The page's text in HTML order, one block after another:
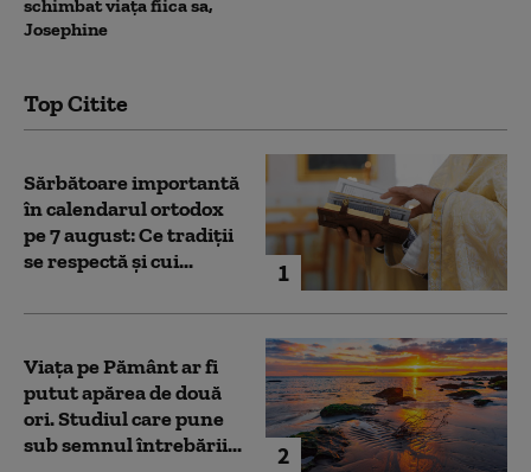
schimbat viața fiica sa,
Josephine
Top Citite
1
Sărbătoare importantă
în calendarul ortodox
pe 7 august: Ce tradiții
se respectă și cui...
2
Viața pe Pământ ar fi
putut apărea de două
ori. Studiul care pune
sub semnul întrebării...